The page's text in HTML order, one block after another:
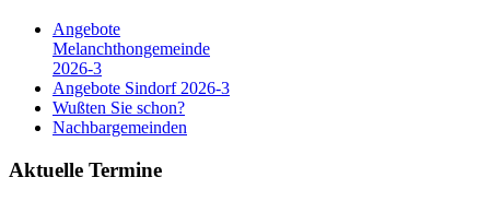
Angebote
Melanchthongemeinde
2026-3
Angebote Sindorf 2026-3
Wußten Sie schon?
Nachbargemeinden
Aktuelle Termine